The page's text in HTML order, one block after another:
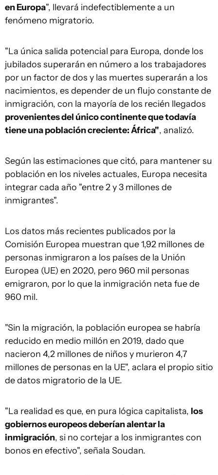
en Europa", llevará indefectiblemente a un
fenómeno migratorio.
"La única salida potencial para Europa, donde los
jubilados superarán en número a los trabajadores
por un factor de dos y las muertes superarán a los
nacimientos, es depender de un flujo constante de
inmigración, con la mayoría de los recién llegados
provenientes del único continente que todavía
tiene una población creciente: África", analizó.
Según las estimaciones que citó, para mantener su
población en los niveles actuales, Europa necesita
integrar cada año "entre 2 y 3 millones de
inmigrantes".
Los datos más recientes publicados por la
Comisión Europea muestran que 1,92 millones de
personas inmigraron a los países de la Unión
Europea (UE) en 2020, pero 960 mil personas
emigraron, por lo que la inmigración neta fue de
960 mil.
"Sin la migración, la población europea se habría
reducido en medio millón en 2019, dado que
nacieron 4,2 millones de niños y murieron 4,7
millones de personas en la UE", aclara el propio sitio
de datos migratorio de la UE.
"La realidad es que, en pura lógica capitalista, los
gobiernos europeos deberían alentar la
inmigración, si no cortejar a los inmigrantes con
bonos en efectivo", señala Soudan.